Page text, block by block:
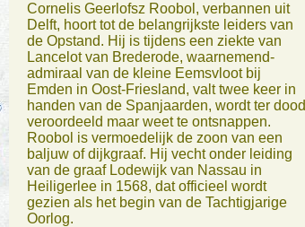
Cornelis Geerlofsz Roobol, verbannen uit
Delft, hoort tot de belangrijkste leiders van
de Opstand. Hij is tijdens een ziekte van
Lancelot van Brederode, waarnemend-
admiraal van de kleine Eemsvloot bij
Emden in Oost-Friesland, valt twee keer in
handen van de Spanjaarden, wordt ter dood
veroordeeld maar weet te ontsnappen.
Roobol is vermoedelijk de zoon van een
baljuw of dijkgraaf. Hij vecht onder leiding
van de graaf Lodewijk van Nassau in
Heiligerlee in 1568, dat officieel wordt
gezien als het begin van de Tachtigjarige
Oorlog.